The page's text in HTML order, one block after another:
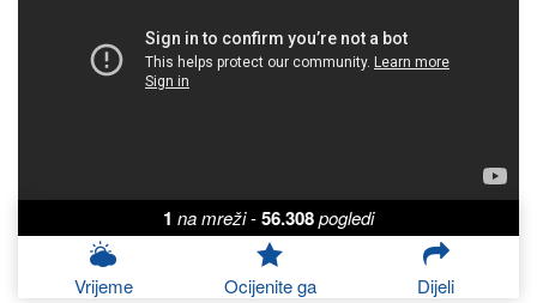
1 na mreži-56.308pogledi
Vrijeme Ocijenite ga Dijeli